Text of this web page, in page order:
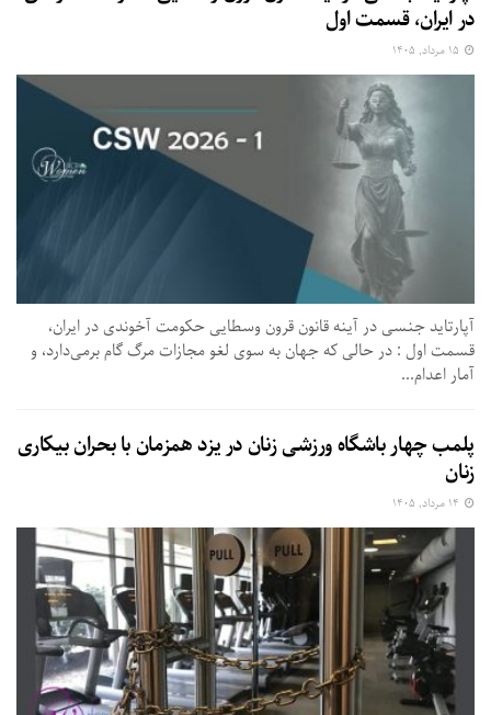
در ایران، قسمت اول
آپارتاید جنسی در آینه قانون قرون وسطایی حکومت آخوندی در ایران،
قسمت اول : در حالی که جهان به سوی لغو مجازات مرگ گام برمی‌دارد، و
آمار اعدام...
پلمب چهار باشگاه ورزشی زنان در یزد همزمان با بحران بیکاری
زنان